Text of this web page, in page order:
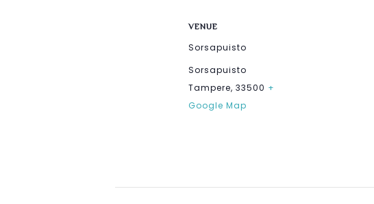
VENUE
Sorsapuisto
Sorsapuisto
Tampere, 33500 +
Google Map